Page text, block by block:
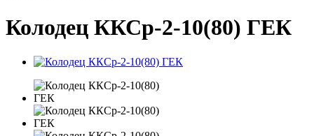
Колодец ККСр-2-10(80) ГЕК